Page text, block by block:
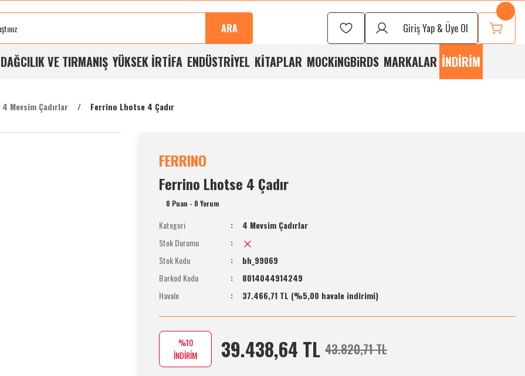
Buluşma
Kalite
Ücretsiz
Gün
İmkanı
ARA Giriş Yap & Üye Ol
DAĞCILIK VE TIRMANIŞ YÜKSEK İRTİFA ENDÜSTRİYEL KİTAPLAR MOCKiNGBiRDS MARKALAR İNDİRİM
4 Mevsim Çadırlar Ferrino Lhotse 4 Çadır
FERRINO
Ferrino Lhotse 4 Çadır
0 Puan - 0 Yorum
Kategori
4 Mevsim Çadırlar
Stok Durumu
Stok Kodu
bh_99069
Barkod Kodu
8014044914249
Havale
37.466,71 TL (%5,00 havale indirimi)
%10
İNDİRİM
39.438,64 TL 43.820,71 TL